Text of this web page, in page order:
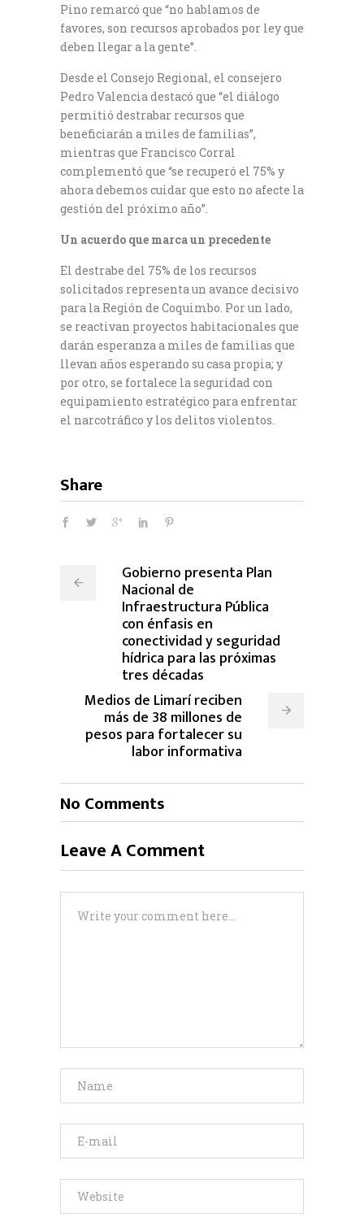
Pino remarcó que “no hablamos de
favores, son recursos aprobados por ley que
deben llegar a la gente”.
Desde el Consejo Regional, el consejero
Pedro Valencia destacó que “el diálogo
permitió destrabar recursos que
beneficiarán a miles de familias”,
mientras que Francisco Corral
complementó que “se recuperó el 75% y
ahora debemos cuidar que esto no afecte la
gestión del próximo año”.
Un acuerdo que marca un precedente
El destrabe del 75% de los recursos
solicitados representa un avance decisivo
para la Región de Coquimbo. Por un lado,
se reactivan proyectos habitacionales que
darán esperanza a miles de familias que
llevan años esperando su casa propia; y
por otro, se fortalece la seguridad con
equipamiento estratégico para enfrentar
el narcotráfico y los delitos violentos.
Share
Gobierno presenta Plan
Nacional de
Infraestructura Pública
con énfasis en
conectividad y seguridad
hídrica para las próximas
tres décadas
Medios de Limarí reciben
más de 38 millones de
pesos para fortalecer su
labor informativa
No Comments
Leave A Comment